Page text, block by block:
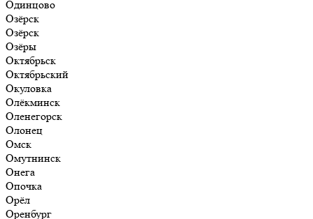
Одинцово
Озёрск
Озёрск
Озёры
Октябрьск
Октябрьский
Окуловка
Олёкминск
Оленегорск
Олонец
Омск
Омутнинск
Онега
Опочка
Орёл
Оренбург